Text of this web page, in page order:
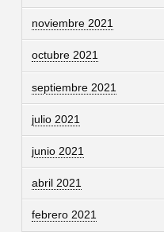
noviembre 2021
octubre 2021
septiembre 2021
julio 2021
junio 2021
abril 2021
febrero 2021